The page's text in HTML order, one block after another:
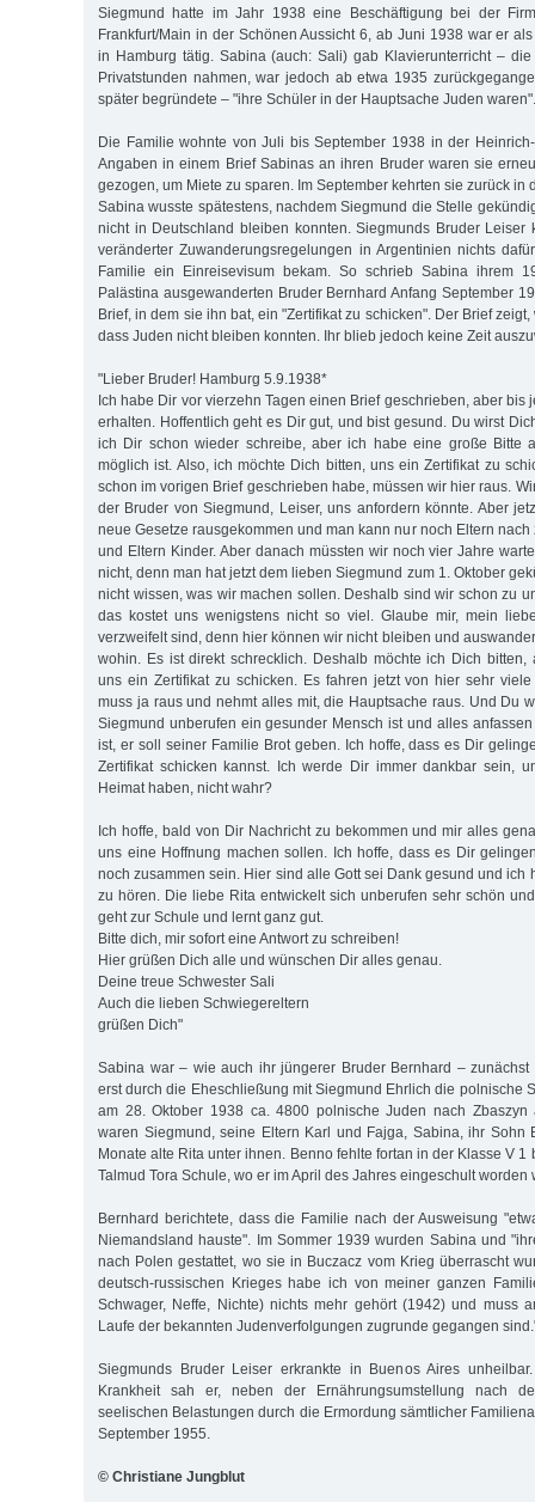
Siegmund hatte im Jahr 1938 eine Beschäftigung bei der
Frankfurt/Main in der Schönen Aussicht 6, ab Juni 1938 war er
in Hamburg tätig. Sabina (auch: Sali) gab Klavierunterricht –
Privatstunden nahmen, war jedoch ab etwa 1935
später begründete – "ihre Schüler in der Hauptsache Juden waren".
Die Familie wohnte von Juli bis September 1938 in der
Angaben in einem Brief Sabinas an ihren Bruder waren sie
gezogen, um Miete zu sparen. Im September kehrten sie zurück in
Sabina wusste spätestens, nachdem Siegmund die Stelle
nicht in Deutschland bleiben konnten. Siegmunds Bruder Leiser
veränderter Zuwanderungsregelungen in Argentinien nichts
Familie ein Einreisevisum bekam. So schrieb Sabina ihrem
Palästina ausgewanderten Bruder Bernhard Anfang September
Brief, in dem sie ihn bat, ein "Zertifikat zu schicken". Der Brief
dass Juden nicht bleiben konnten. Ihr blieb jedoch keine Zeit
"Lieber Bruder! Hamburg 5.9.1938*
Ich habe Dir vor vierzehn Tagen einen Brief geschrieben, aber bis
erhalten. Hoffentlich geht es Dir gut, und bist gesund. Du wirst
ich Dir schon wieder schreibe, aber ich habe eine große Bitte
möglich ist. Also, ich möchte Dich bitten, uns ein Zertifikat zu
schon im vorigen Brief geschrieben habe, müssen wir hier raus.
der Bruder von Siegmund, Leiser, uns anfordern könnte. Aber
neue Gesetze rausgekommen und man kann nur noch Eltern
und Eltern Kinder. Aber danach müssten wir noch vier Jahre
nicht, denn man hat jetzt dem lieben Siegmund zum 1. Oktober
nicht wissen, was wir machen sollen. Deshalb sind wir schon zu
das kostet uns wenigstens nicht so viel. Glaube mir, mein
verzweifelt sind, denn hier können wir nicht bleiben und
wohin. Es ist direkt schrecklich. Deshalb möchte ich Dich bitten,
uns ein Zertifikat zu schicken. Es fahren jetzt von hier sehr
muss ja raus und nehmt alles mit, die Hauptsache raus. Und Du
Siegmund unberufen ein gesunder Mensch ist und alles
ist, er soll seiner Familie Brot geben. Ich hoffe, dass es Dir
Zertifikat schicken kannst. Ich werde Dir immer dankbar sein,
Heimat haben, nicht wahr?
Ich hoffe, bald von Dir Nachricht zu bekommen und mir alles
uns eine Hoffnung machen sollen. Ich hoffe, dass es Dir
noch zusammen sein. Hier sind alle Gott sei Dank gesund und ich
zu hören. Die liebe Rita entwickelt sich unberufen sehr schön
geht zur Schule und lernt ganz gut.
Bitte dich, mir sofort eine Antwort zu schreiben!
Hier grüßen Dich alle und wünschen Dir alles genau.
Deine treue Schwester Sali
Auch die lieben Schwiegereltern
grüßen Dich"
Sabina war – wie auch ihr jüngerer Bruder Bernhard – zunächst
erst durch die Eheschließung mit Siegmund Ehrlich die polnische
am 28. Oktober 1938 ca. 4800 polnische Juden nach Zbaszyn
waren Siegmund, seine Eltern Karl und Fajga, Sabina, ihr Sohn
Monate alte Rita unter ihnen. Benno fehlte fortan in der Klasse V 1
Talmud Tora Schule, wo er im April des Jahres eingeschult worden
Bernhard berichtete, dass die Familie nach der Ausweisung
Niemandsland hauste". Im Sommer 1939 wurden Sabina und
nach Polen gestattet, wo sie in Buczacz vom Krieg überrascht
deutsch-russischen Krieges habe ich von meiner ganzen
Schwager, Neffe, Nichte) nichts mehr gehört (1942) und muss
Laufe der bekannten Judenverfolgungen zugrunde gegangen
Siegmunds Bruder Leiser erkrankte in Buenos Aires
Krankheit sah er, neben der Ernährungsumstellung nach
seelischen Belastungen durch die Ermordung sämtlicher
September 1955.
© Christiane Jungblut